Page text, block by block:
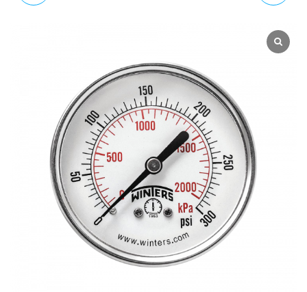
INOXIDABLE MODELO: PFP INOXIDABLE MODELO: PFP